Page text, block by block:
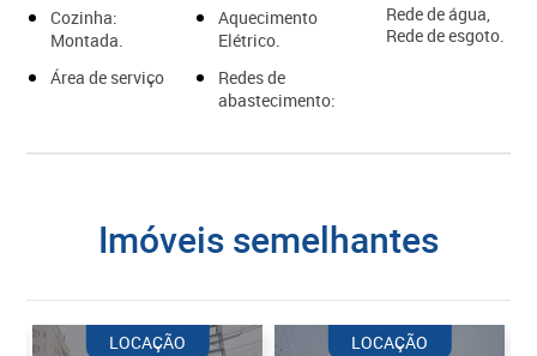
Cozinha:
Montada.
Área de serviço
Aquecimento
Elétrico.
Redes de
abastecimento:
Rede de água,
Rede de esgoto.
imóveis semelhantes
LOCAÇÃO LOCAÇÃO